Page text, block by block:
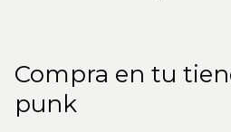
Compra en tu
punk